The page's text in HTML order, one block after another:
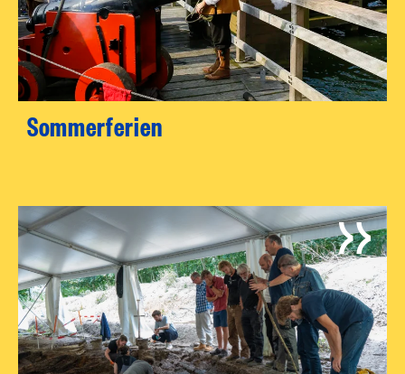
Sommerferien